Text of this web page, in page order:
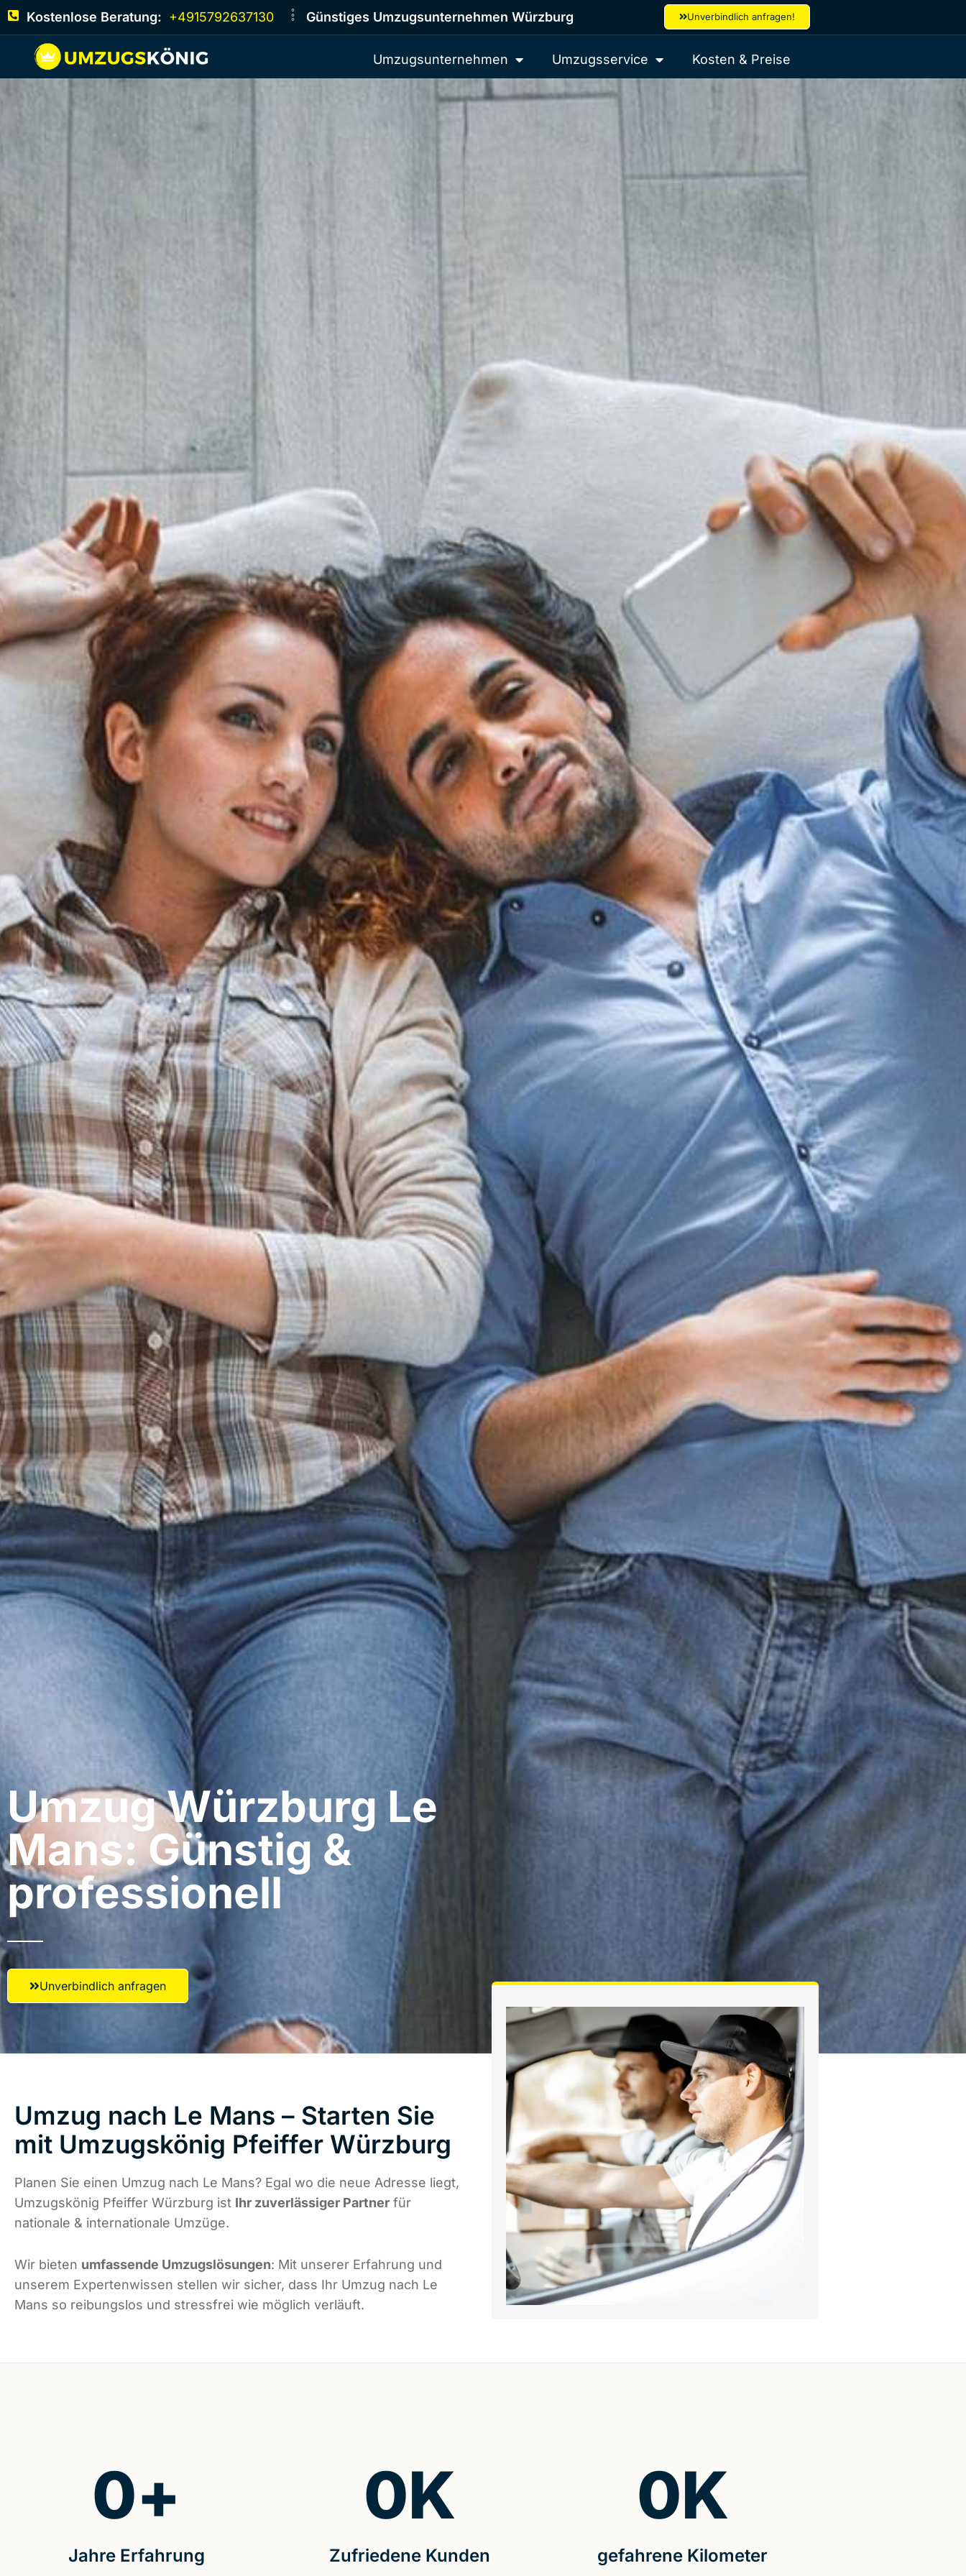
Kostenlose Beratung: +4915792637130 Günstiges Umzugsunternehmen Würzburg Unverbindlich anfragen!
Umzugsunternehmen Umzugsservice Kosten & Preise
Umzug Würzburg​ Le
Mans: Günstig &
professionell​
Unverbindlich anfragen
Umzug nach Le Mans – Starten Sie
mit Umzugskönig Pfeiffer Würzburg
Planen Sie einen Umzug nach Le Mans? Egal wo die neue Adresse liegt,
Umzugskönig Pfeiffer Würzburg ist Ihr zuverlässiger Partner für
nationale & internationale Umzüge.
Wir bieten umfassende Umzugslösungen: Mit unserer Erfahrung und
unserem Expertenwissen stellen wir sicher, dass Ihr Umzug nach Le
Mans so reibungslos und stressfrei wie möglich verläuft.
Jahre Erfahrung
0+
Zufriedene Kunden
0K
gefahrene Kilometer
0K